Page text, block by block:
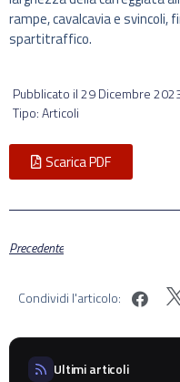
rampe, cavalcavia e
spartitraffico.
Pubblicato il29 Dicembre
Tipo: Articoli
Scarica PDF
Precedente
Condividi l'articolo:
Ultimi articoli